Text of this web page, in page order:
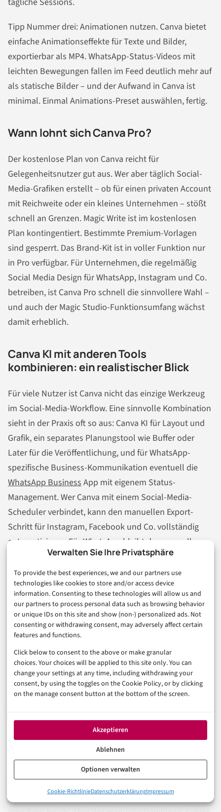
Verwalten Sie Ihre Privatsphäre
To provide the best experiences, we and our partners use
technologies like cookies to store and/or access device
information. Consenting to these technologies will allow us and
our partners to process personal data such as browsing behavior
or unique IDs on this site and show (non-) personalized ads. Not
consenting or withdrawing consent, may adversely affect certain
features and functions.
Click below to consent to the above or make granular
choices. Your choices will be applied to this site only. You can
change your settings at any time, including withdrawing your
consent, by using the toggles on the Cookie Policy, or by clicking
on the manage consent button at the bottom of the screen.
Akzeptieren
Ablehnen
Optionen verwalten
Cookie-RichtlinieDatenschutzerklärungImpressum
Tipp Nummer drei: Animationen nutzen. Canva bietet
einfache Animationseffekte für Texte und Bilder,
exportierbar als MP4. WhatsApp-Status-Videos mit
leichten Bewegungen fallen im Feed deutlich mehr auf
als statische Bilder – und der Aufwand in Canva ist
minimal. Einmal Animations-Preset auswählen, fertig.
Wann lohnt sich Canva Pro?
Der kostenlose Plan von Canva reicht für
Gelegenheitsnutzer gut aus. Wer aber täglich Social-
Media-Grafiken erstellt – ob für einen privaten Account
mit Reichweite oder ein kleines Unternehmen – stößt
schnell an Grenzen. Magic Write ist im kostenlosen
Plan kontingentiert. Bestimmte Premium-Vorlagen
sind gesperrt. Das Brand-Kit ist in voller Funktion nur
in Pro verfügbar. Für Unternehmen, die regelmäßig
Social Media Design für WhatsApp, Instagram und Co.
betreiben, ist Canva Pro schnell die sinnvollere Wahl –
und auch der Magic Studio-Funktionsumfang wächst
damit erheblich.
Canva KI mit anderen Tools
kombinieren: ein realistischer Blick
Für viele Nutzer ist Canva nicht das einzige Werkzeug
im Social-Media-Workflow. Eine sinnvolle Kombination
sieht in der Praxis oft so aus: Canva KI für Layout und
Grafik, ein separates Planungstool wie Buffer oder
Later für die Veröffentlichung, und für WhatsApp-
spezifische Business-Kommunikation eventuell die
WhatsApp BusinessApp mit eigenem Status-
Management. Wer Canva mit einem Social-Media-
Scheduler verbindet, kann den manuellen Export-
Schritt für Instagram, Facebook und Co. vollständig
automatisieren. Für WhatsApp bleibt der manuelle
Schritt – aber er fügt sich in einen ansonsten
strukturierten Workflow gut ein, wenn man die Tools
bewusst kombiniert. Der Schlüssel ist, nicht auf einen
einzigen Knopf zu warten, der alles löst, sondern einen
Rhythmus zu entwickeln, der zu den eigenen Posting-
Gewohnheiten passt.
Was bleibt und was kommt
als Nächstes?
Canva KI hat Social Media Design demokratisiert.
Tatsächlich. Wer früher eine halbe Stunde für eine
Story brauchte, ist jetzt in zehn Minuten fertig –
inklusive KI-generiertem Bild, AI-Text und fertigem
Download für den WhatsApp-Status. Der direkte
Export-Button fehlt noch, und das ist ein echter
Moment mal: Was hat sich bei Canva KI eigentlich getan?